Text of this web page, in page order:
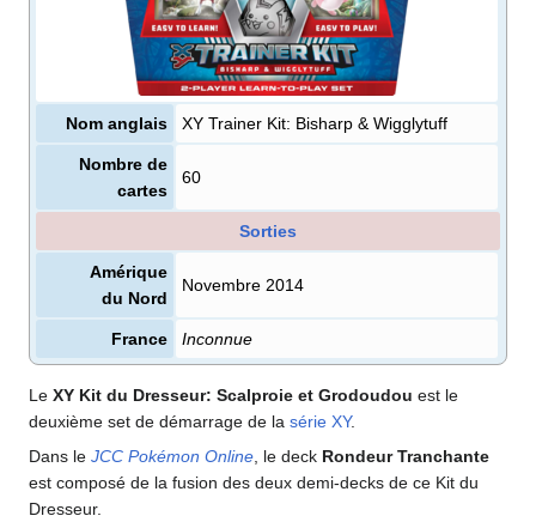
Nom anglais XY Trainer Kit: Bisharp & Wigglytuff
Nombre de
cartes
60
Sorties
Amérique
du Nord
Novembre 2014
France Inconnue
Le XY Kit du Dresseur: Scalproie et Grodoudou est le
deuxième set de démarrage de la série XY.
Dans le JCC Pokémon Online , le deck Rondeur Tranchante
est composé de la fusion des deux demi-decks de ce Kit du
Dresseur.